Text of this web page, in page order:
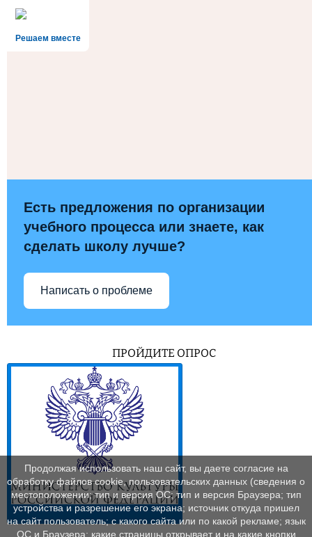
Решаем вместе
Есть предложения по организации
учебного процесса или знаете, как
сделать школу лучше?
Написать о проблеме
ПРОЙДИТЕ ОПРОС
Продолжая использовать наш сайт, вы даете согласие на
обработку файлов cookie, пользовательских данных (сведения о
местоположении; тип и версия ОС; тип и версия Браузера; тип
устройства и разрешение его экрана; источник откуда пришел
на сайт пользователь; с какого сайта или по какой рекламе; язык
ОС и Браузера; какие страницы открывает и на какие кнопки